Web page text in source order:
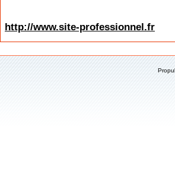
http://www.site-professionnel.fr